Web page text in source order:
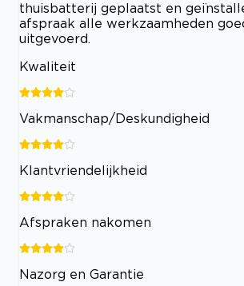
thuisbatterij geplaatst en
afspraak alle werkzaamheden
uitgevoerd.
Kwaliteit
Vakmanschap/Deskundigheid
Klantvriendelijkheid
Afspraken nakomen
Nazorg en Garantie